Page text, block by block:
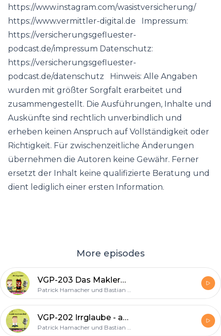
https://www.instagram.com/wasistversicherung/
https://www.vermittler-digital.de Impressum:
https://versicherungsgefluester-
podcast.de/impressum Datenschutz:
https://versicherungsgefluester-
podcast.de/datenschutz Hinweis: Alle Angaben
wurden mit größter Sorgfalt erarbeitet und
zusammengestellt. Die Ausführungen, Inhalte und
Auskünfte sind rechtlich unverbindlich und
erheben keinen Anspruch auf Vollständigkeit oder
Richtigkeit. Für zwischenzeitliche Änderungen
übernehmen die Autoren keine Gewähr. Ferner
ersetzt der Inhalt keine qualifizierte Beratung und
dient lediglich einer ersten Information.
More episodes
VGP-203 Das Maklermandat
Patrick Hamacher und Bastian Kunkel
VGP-202 Irrglaube - ausreichend und gut versichert
Patrick Hamacher und Bastian Kunkel